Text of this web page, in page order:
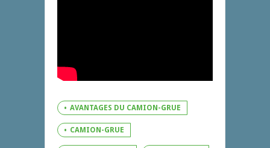
AVANTAGES DU CAMION-GRUE
CAMION-GRUE